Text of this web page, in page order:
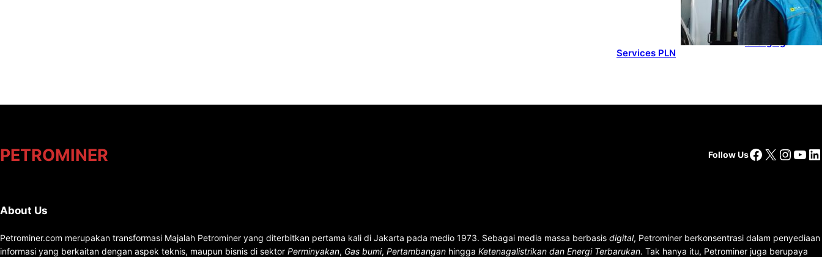
Ada 21.865
Pelanggan Baru
Gunakan Home
Services PLN
PETROMINER Follow UsFacebook
X
About Us
Petrominer.com merupakan transformasi Majalah Petrominer yang diterbitkan pertama kali di Jakarta pada medio 1973. Sebagai media massa berbasis digital, Petrominer berkonsentrasi dalam penyediaan
informasi yang berkaitan dengan aspek teknis, maupun bisnis di sektor Perminyakan, Gas bumi, Pertambangan hingga Ketenagalistrikan dan Energi Terbarukan. Tak hanya itu, Petrominer juga berupaya